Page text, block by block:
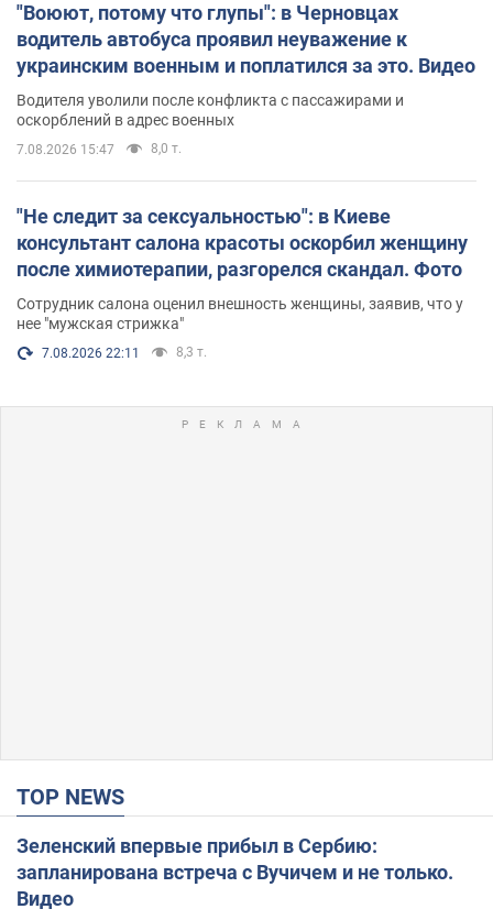
"Воюют, потому что глупы": в Черновцах
водитель автобуса проявил неуважение к
украинским военным и поплатился за это. Видео
Водителя уволили после конфликта с пассажирами и
оскорблений в адрес военных
7.08.2026 15:47 8,0 т.
"Не следит за сексуальностью": в Киеве
консультант салона красоты оскорбил женщину
после химиотерапии, разгорелся скандал. Фото
Сотрудник салона оценил внешность женщины, заявив, что у
нее "мужская стрижка"
7.08.2026 22:11 8,3 т.
TOP NEWS
Зеленский впервые прибыл в Сербию:
запланирована встреча с Вучичем и не только.
Видео